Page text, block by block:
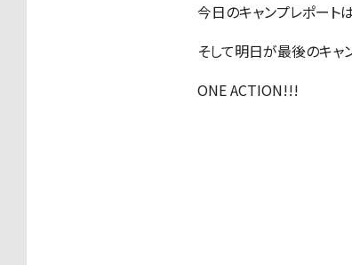
今日のキャンプレポート
そして明日が最後のキャ
ONE ACTION!!!